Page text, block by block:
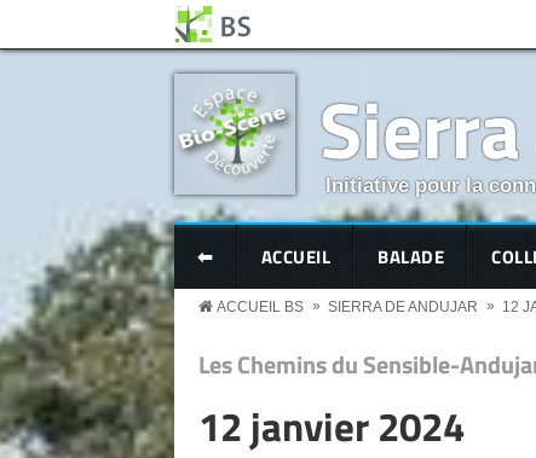
Aller au contenu principal
Initiative pour la
BS MENU
⬅ ACCUEIL BALADE
ACCUEIL BS » SIERRA DE ANDUJAR » 12
Les Chemins du Sensible-
12 janvier 2024
Panneau de gestion des cookies